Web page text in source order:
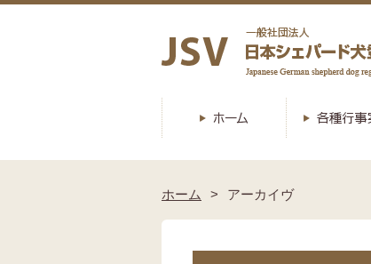
ホーム アーカイヴ